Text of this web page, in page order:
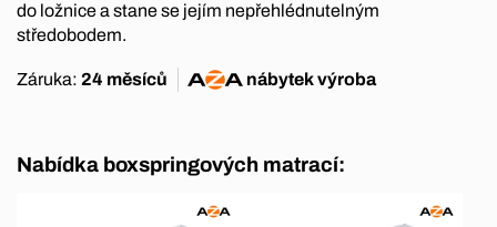
do ložnice a stane se jejím nepřehlédnutelným
středobodem.
Záruka: 24 měsíců nábytekvýroba
Nabídka boxspringových matrací: